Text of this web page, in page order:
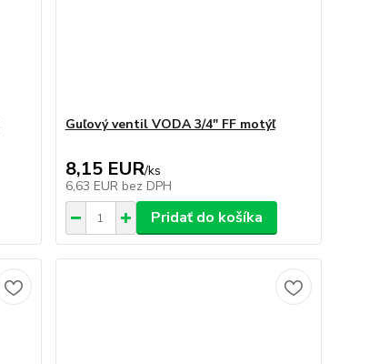
Guľový ventil VODA 3/4" FF motýľ
8,15 EUR/ks
6,63 EUR bez DPH
Pridať do košíka